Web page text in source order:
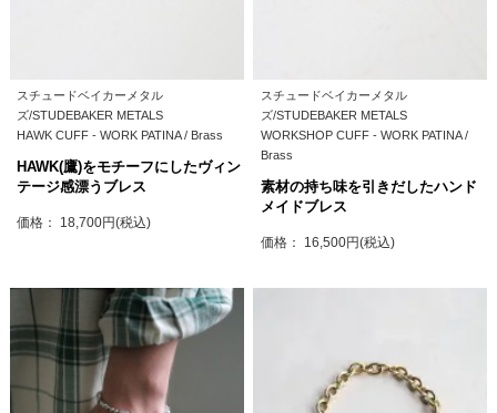
スチュードベイカーメタル
ズ/STUDEBAKER METALS
HAWK CUFF - WORK PATINA / Brass
HAWK(鷹)をモチーフにしたヴィン
テージ感漂うブレス
価格： 18,700円(税込)
スチュードベイカーメタル
ズ/STUDEBAKER METALS
WORKSHOP CUFF - WORK PATINA /
Brass
素材の持ち味を引きだしたハンド
メイドブレス
価格： 16,500円(税込)